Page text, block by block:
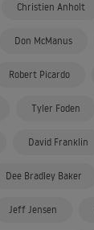
Christien Anholt
Don McManus
Robert Picardo
Tyler Foden
David Franklin
Dee Bradley Baker
Jeff Jensen